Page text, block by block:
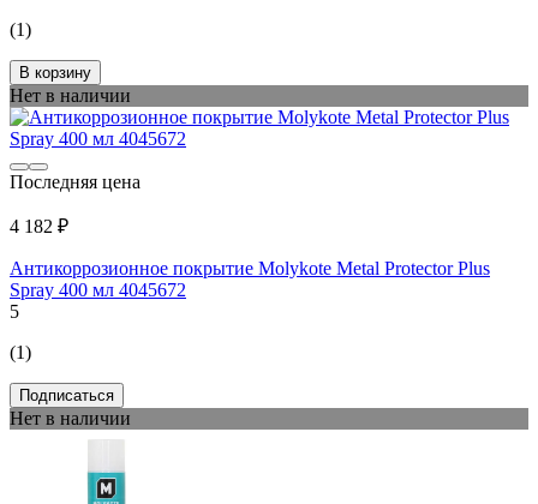
(1)
В корзину
Нет в наличии
Последняя цена
4 182 ₽
Антикоррозионное покрытие Molykote Metal Protector Plus
Spray 400 мл 4045672
5
(1)
Подписаться
Нет в наличии